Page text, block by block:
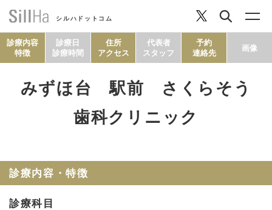
シルハドットコム
コラム
診療内容
特徴
診療日
診療時間
住所
アクセス
代表者
スタッフ
予約
連絡先
画像
みずほ台 駅前 さくらそう
歯科クリニック
診療内容・特徴
診療科目